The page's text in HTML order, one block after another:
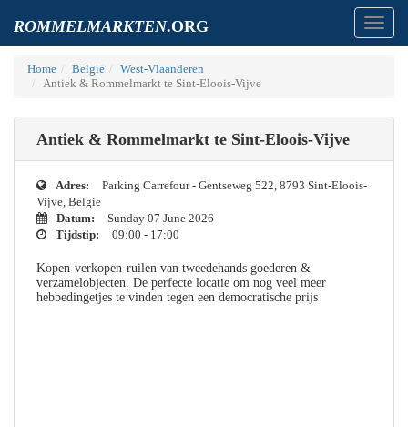
ROMMELMARKTEN.ORG
Home België
West-Vlaanderen
Antiek & Rommelmarkt te Sint-Eloois-Vijve
Antiek & Rommelmarkt te Sint-Eloois-Vijve
Adres:
Parking Carrefour - Gentseweg 522, 8793 Sint-Eloois-
Vijve, Belgie
Datum:
Sunday 07 June 2026
Tijdstip:
09:00 - 17:00
Kopen-verkopen-ruilen van tweedehands goederen &
verzamelobjecten. De perfecte locatie om nog veel meer
hebbedingetjes te vinden tegen een democratische prijs